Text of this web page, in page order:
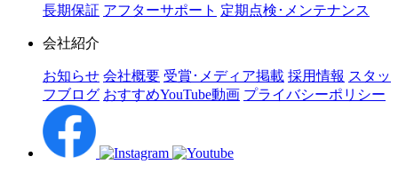
長期保証 アフターサポート 定期点検･メンテナンス
会社紹介
お知らせ 会社概要 受賞･メディア掲載 採用情報 スタッ
フブログ おすすめYouTube動画 プライバシーポリシー